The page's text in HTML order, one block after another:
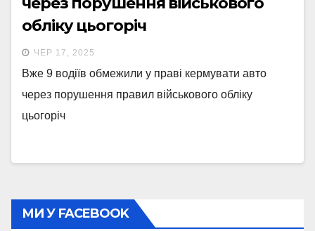
обліку цьогоріч
ЧЕР 17, 2025
Вже 9 водіїв обмежили у праві кермувати авто
через порушення правил військового обліку
цьогоріч
МИ У FACEBOOK